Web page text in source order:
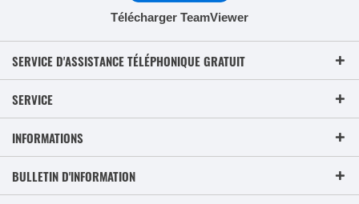
Télécharger TeamViewer
SERVICE D'ASSISTANCE TÉLÉPHONIQUE GRATUIT
SERVICE
INFORMATIONS
BULLETIN D'INFORMATION